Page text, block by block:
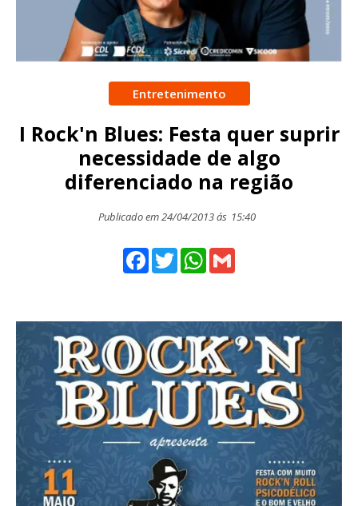
Entretenimento
I Rock'n Blues: Festa quer suprir
necessidade de algo
diferenciado na região
Publicado em 24/04/2013 ás 15:40
Facebook
TwitterWhatsApp